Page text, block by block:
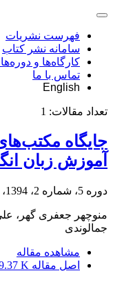
فهرست نشریات
سامانه نشر کتاب
کارگاه‌ها و
تماس با ما
English
تعداد مقالات: 1
جایگاه
آموزش زبان
دوره 5، شماره 2، 1394، صفحه
منوچهر جعفری گهر،
جمالوندی
مشاهده مقاله
اصل مقاله K